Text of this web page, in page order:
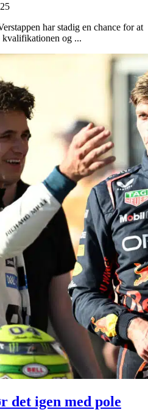
har stadig en chance for at
kvalifikationen og ...
det igen med pole